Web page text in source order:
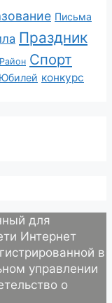
Письма
Праздник
Район Спорт
Юбилей конкурс
для
Интернет
в
управлении
о